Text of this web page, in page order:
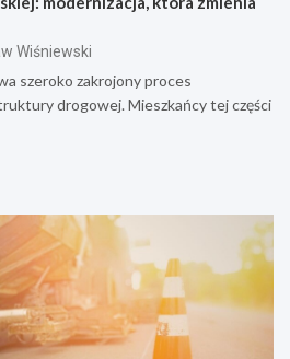
Wiśniewski
szeroko zakrojony proces
drogowej. Mieszkańcy tej części